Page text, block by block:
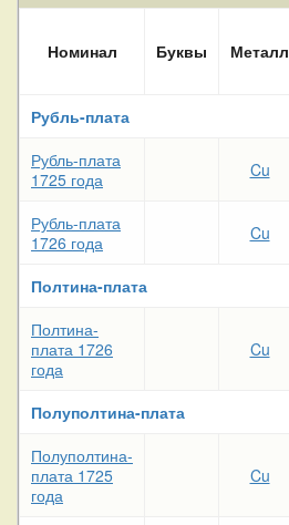
Номинал Буквы Металл
Рубль-плата
Рубль-плата
1725 года
Cu
Рубль-плата
1726 года
Cu
Полтина-плата
Полтина-
плата 1726
года
Cu
Полуполтина-плата
Полуполтина-
плата 1725
года
Cu